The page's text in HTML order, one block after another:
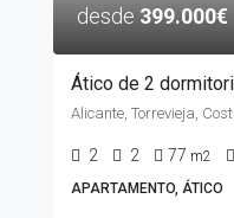
desde 399.000€
Alicante, Torrevieja,
2 2 77 m2
APARTAMENTO, ÁTICO